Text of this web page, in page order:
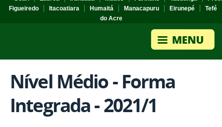
Figueiredo
Itacoatiara Humaitá Manacapuru Eirunepé
Tefé
do Acre
Nível Médio - Forma
Integrada - 2021/1